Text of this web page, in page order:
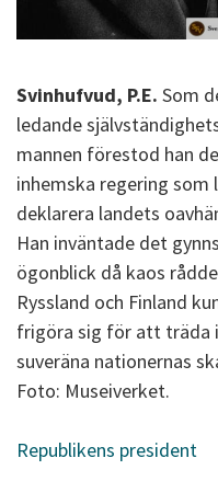
Svinhufvud, P.E. Som
ledande
mannen förestod han
inhemska regering som
deklarera landets
Han inväntade det
ögonblick då kaos
Ryssland och Finland
frigöra sig för att träda
suveräna nationernas
Foto: Museiverket.
Republikens president